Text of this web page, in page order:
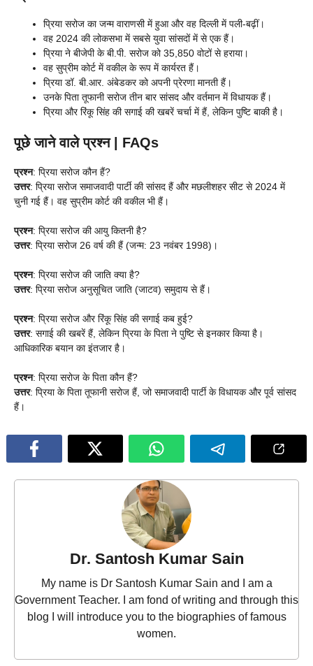
प्रिया सरोज का जन्म वाराणसी में हुआ और वह दिल्ली में पली-बढ़ीं।
वह 2024 की लोकसभा में सबसे युवा सांसदों में से एक हैं।
प्रिया ने बीजेपी के बी.पी. सरोज को 35,850 वोटों से हराया।
वह सुप्रीम कोर्ट में वकील के रूप में कार्यरत हैं।
प्रिया डॉ. बी.आर. अंबेडकर को अपनी प्रेरणा मानती हैं।
उनके पिता तूफानी सरोज तीन बार सांसद और वर्तमान में विधायक हैं।
प्रिया और रिंकू सिंह की सगाई की खबरें चर्चा में हैं, लेकिन पुष्टि बाकी है।
पूछे जाने वाले प्रश्न | FAQs
प्रश्न: प्रिया सरोज कौन हैं?
उत्तर: प्रिया सरोज समाजवादी पार्टी की सांसद हैं और मछलीशहर सीट से 2024 में
चुनी गई हैं। वह सुप्रीम कोर्ट की वकील भी हैं।
प्रश्न: प्रिया सरोज की आयु कितनी है?
उत्तर: प्रिया सरोज 26 वर्ष की हैं (जन्म: 23 नवंबर 1998)।
प्रश्न: प्रिया सरोज की जाति क्या है?
उत्तर: प्रिया सरोज अनुसूचित जाति (जाटव) समुदाय से हैं।
प्रश्न: प्रिया सरोज और रिंकू सिंह की सगाई कब हुई?
उत्तर: सगाई की खबरें हैं, लेकिन प्रिया के पिता ने पुष्टि से इनकार किया है।
आधिकारिक बयान का इंतजार है।
प्रश्न: प्रिया सरोज के पिता कौन हैं?
उत्तर: प्रिया के पिता तूफानी सरोज हैं, जो समाजवादी पार्टी के विधायक और पूर्व सांसद
हैं।
Dr. Santosh Kumar Sain
My name is Dr Santosh Kumar Sain and I am a
Government Teacher. I am fond of writing and through this
blog I will introduce you to the biographies of famous
women.